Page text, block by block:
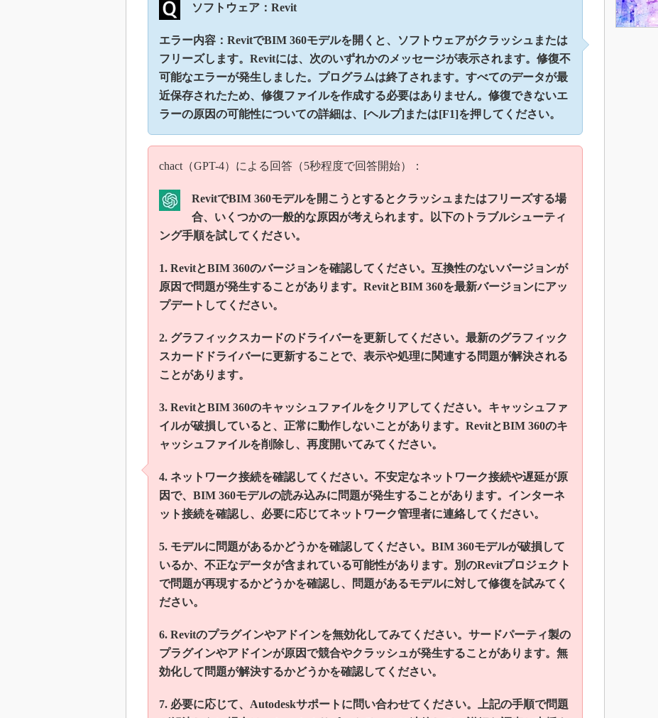
ソフトウェア：Revit
エラー内容：RevitでBIM 360モデルを開くと、ソフトウェアがクラッシュまたは
フリーズします。Revitには、次のいずれかのメッセージが表示されます。修復不
可能なエラーが発生しました。プログラムは終了されます。すべてのデータが最
近保存されたため、修復ファイルを作成する必要はありません。修復できないエ
ラーの原因の可能性についての詳細は、[ヘルプ]または[F1]を押してください。
chact（GPT-4）による回答（5秒程度で回答開始）：
RevitでBIM 360モデルを開こうとするとクラッシュまたはフリーズする場
合、いくつかの一般的な原因が考えられます。以下のトラブルシューティ
ング手順を試してください。
1. RevitとBIM 360のバージョンを確認してください。互換性のないバージョンが
原因で問題が発生することがあります。RevitとBIM 360を最新バージョンにアッ
プデートしてください。
2. グラフィックスカードのドライバーを更新してください。最新のグラフィック
スカードドライバーに更新することで、表示や処理に関連する問題が解決される
ことがあります。
3. RevitとBIM 360のキャッシュファイルをクリアしてください。キャッシュファ
イルが破損していると、正常に動作しないことがあります。RevitとBIM 360のキ
ャッシュファイルを削除し、再度開いてみてください。
4. ネットワーク接続を確認してください。不安定なネットワーク接続や遅延が原
因で、BIM 360モデルの読み込みに問題が発生することがあります。インターネ
ット接続を確認し、必要に応じてネットワーク管理者に連絡してください。
5. モデルに問題があるかどうかを確認してください。BIM 360モデルが破損して
いるか、不正なデータが含まれている可能性があります。別のRevitプロジェクト
で問題が再現するかどうかを確認し、問題があるモデルに対して修復を試みてく
ださい。
6. Revitのプラグインやアドインを無効化してみてください。サードパーティ製の
プラグインやアドインが原因で競合やクラッシュが発生することがあります。無
効化して問題が解決するかどうかを確認してください。
7. 必要に応じて、Autodeskサポートに問い合わせてください。上記の手順で問題